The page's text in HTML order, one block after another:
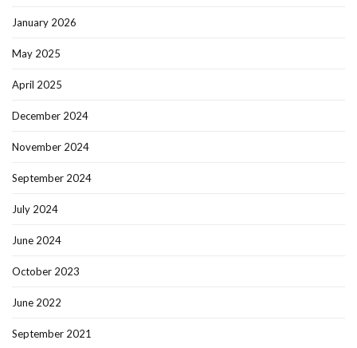
January 2026
May 2025
April 2025
December 2024
November 2024
September 2024
July 2024
June 2024
October 2023
June 2022
September 2021